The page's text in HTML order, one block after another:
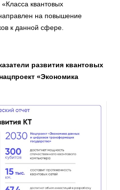
квантовых
на повышение
к данной сфере.
развития квантовых
«Экономика